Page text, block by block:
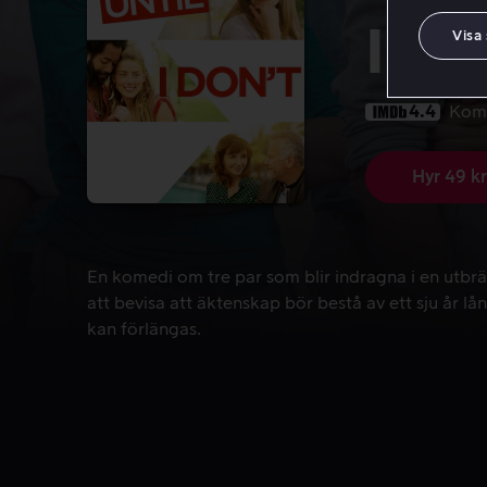
I
4.4
Hyr 49 kr
En komedi om tre par som blir indragna i en
En komedi om tre par som blir indragna i en
att bevisa att äktenskap bör bestå av ett sju år
kan förlängas.
Visa